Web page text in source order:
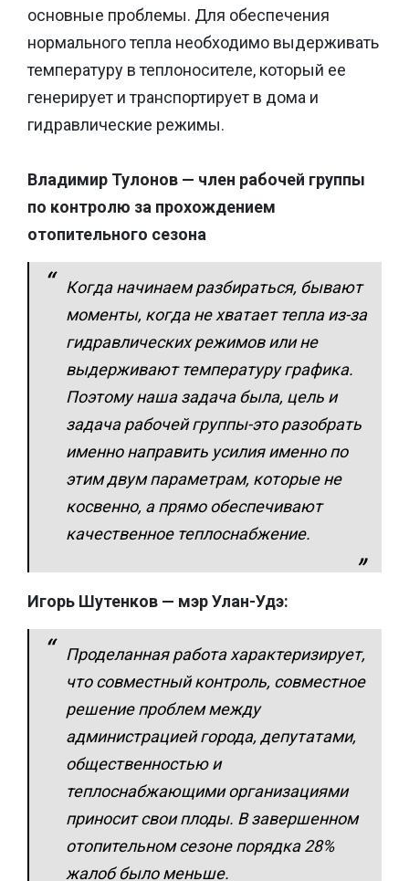
основные проблемы. Для обеспечения
нормального тепла необходимо выдерживать
температуру в теплоносителе, который ее
генерирует и транспортирует в дома и
гидравлические режимы.
Владимир Тулонов — член рабочей группы
по контролю за прохождением
отопительного сезона
Когда начинаем разбираться, бывают
моменты, когда не хватает тепла из-за
гидравлических режимов или не
выдерживают температуру графика.
Поэтому наша задача была, цель и
задача рабочей группы-это разобрать
именно направить усилия именно по
этим двум параметрам, которые не
косвенно, а прямо обеспечивают
качественное теплоснабжение.
Игорь Шутенков — мэр Улан-Удэ:
Проделанная работа характеризирует,
что совместный контроль, совместное
решение проблем между
администрацией города, депутатами,
общественностью и
теплоснабжающими организациями
приносит свои плоды. В завершенном
отопительном сезоне порядка 28%
жалоб было меньше.